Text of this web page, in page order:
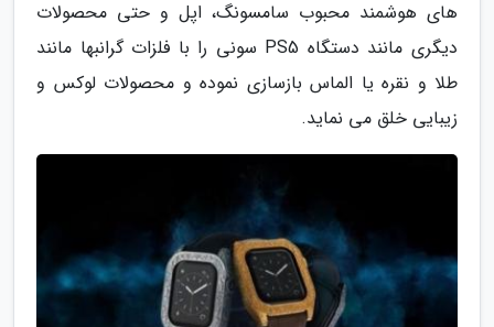
های هوشمند محبوب سامسونگ، اپل و حتی محصولات
دیگری مانند دستگاه PS5 سونی را با فلزات گرانبها مانند
طلا و نقره یا الماس بازسازی نموده و محصولات لوکس و
زیبایی خلق می نماید.